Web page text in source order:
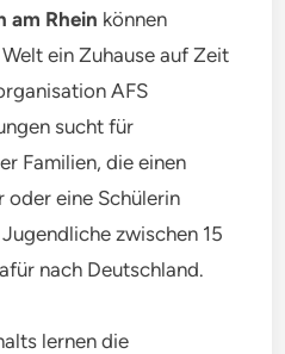
am Rhein können
ein Zuhause auf Zeit
AFS
sucht für
Familien, die einen
oder eine Schülerin
zwischen 15
nach Deutschland.
lernen die